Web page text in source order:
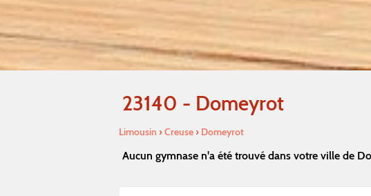
23140 - Domeyrot
Limousin ›Creuse› Domeyrot
Aucun gymnase n'a été trouvé dans votre ville de